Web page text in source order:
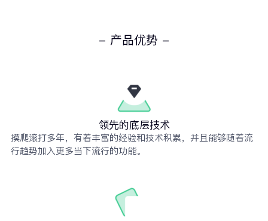
- 产品优势 -
领先的底层技术
摸爬滚打多年，有着丰富的经验和技术积累，并且能够随着流
行趋势加入更多当下流行的功能。